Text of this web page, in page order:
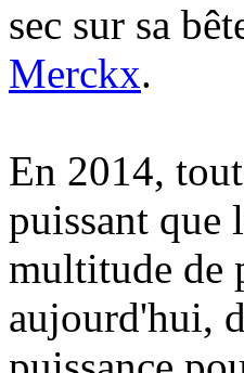
sec sur sa
Merckx.
En 2014,
puissant que
multitude de
aujourd'hui,